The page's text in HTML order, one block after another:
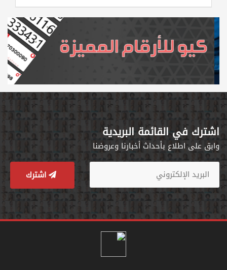
اشترك في القائمة البريدية
وابق على اطلاع بأحداث أخبارنا وعروضنا
اشترك